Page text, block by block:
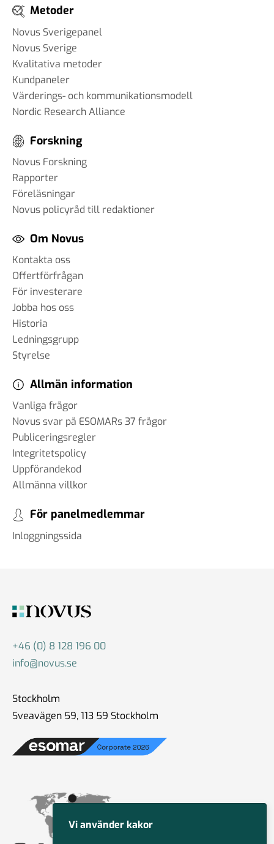
Metoder
Novus Sverigepanel
Novus Sverige
Kvalitativa metoder
Kundpaneler
Värderings- och kommunikationsmodell
Nordic Research Alliance
Forskning
Novus Forskning
Rapporter
Föreläsningar
Novus policyråd till redaktioner
Om Novus
Kontakta oss
Offertförfrågan
För investerare
Jobba hos oss
Historia
Ledningsgrupp
Styrelse
Allmän information
Vanliga frågor
Novus svar på ESOMARs 37 frågor
Publiceringsregler
Integritetspolicy
Uppförandekod
Allmänna villkor
För panelmedlemmar
Inloggningssida
+46 (0) 8 128 196 00
info@novus.se
Stockholm
Sveavägen 59, 113 59 Stockholm
Vi använder kakor